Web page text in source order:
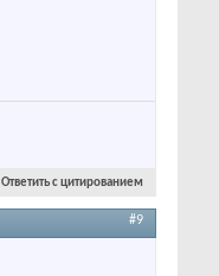
Ответить с цитированием
#9